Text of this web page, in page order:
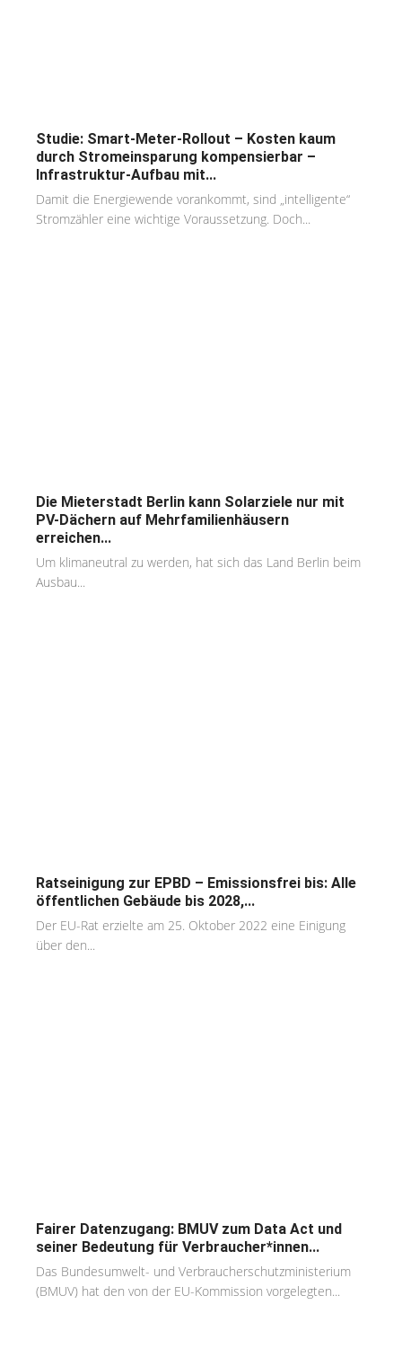
Studie: Smart-Meter-Rollout – Kosten kaum
durch Stromeinsparung kompensierbar –
Infrastruktur-Aufbau mit...
Damit die Energiewende vorankommt, sind „intelligente“
Stromzähler eine wichtige Voraussetzung. Doch...
Die Mieterstadt Berlin kann Solarziele nur mit
PV-Dächern auf Mehrfamilienhäusern
erreichen...
Um klimaneutral zu werden, hat sich das Land Berlin beim
Ausbau...
Ratseinigung zur EPBD – Emissionsfrei bis: Alle
öffentlichen Gebäude bis 2028,...
Der EU-Rat erzielte am 25. Oktober 2022 eine Einigung
über den...
Fairer Datenzugang: BMUV zum Data Act und
seiner Bedeutung für Verbraucher*innen...
Das Bundesumwelt- und Verbraucherschutzministerium
(BMUV) hat den von der EU-Kommission vorgelegten...